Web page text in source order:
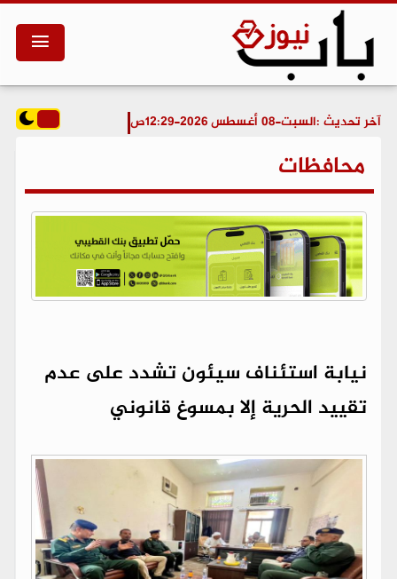
آخر تحديث :السبت-08 أغسطس 2026-12:29ص
محافظات
نيابة استئناف سيئون تشدد على عدم
تقييد الحرية إلا بمسوغ قانوني